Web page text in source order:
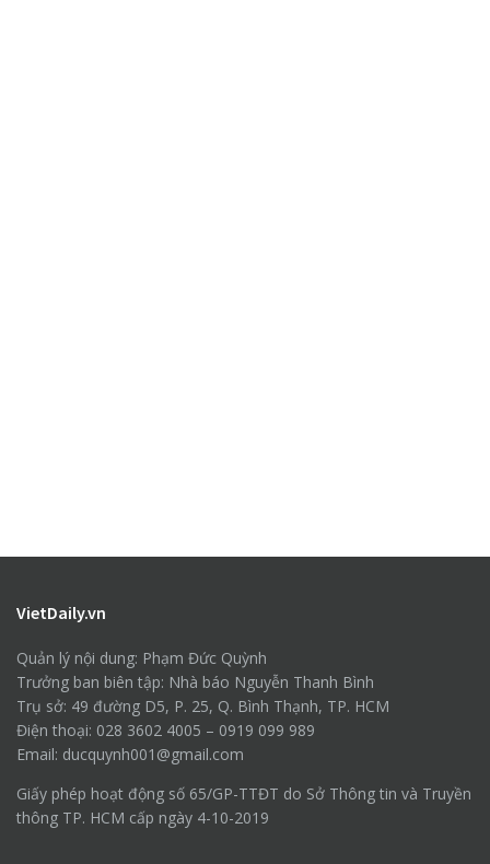
VietDaily.vn
Quản lý nội dung: Phạm Đức Quỳnh
Trưởng ban biên tập: Nhà báo Nguyễn Thanh Bình
Trụ sở: 49 đường D5, P. 25, Q. Bình Thạnh, TP. HCM
Điện thoại: 028 3602 4005 – 0919 099 989
Email: ducquynh001@gmail.com
Giấy phép hoạt động số 65/GP-TTĐT do Sở Thông tin và Truyền
thông TP. HCM cấp ngày 4-10-2019